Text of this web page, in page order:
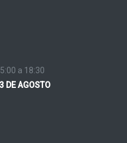
a 18:30
DE AGOSTO